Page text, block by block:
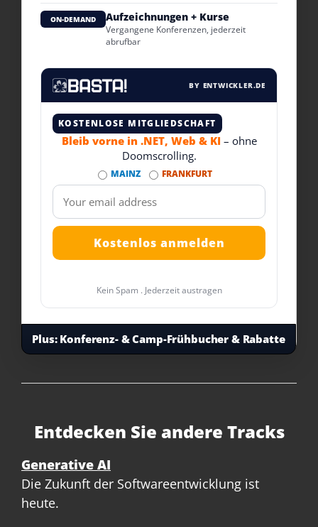
ON-DEMAND Aufzeichnungen + Kurse
Vergangene Konferenzen, jederzeit
abrufbar
BY ENTWICKLER.DE
KOSTENLOSE MITGLIEDSCHAFT
Bleib vorne in .NET, Web & KI – ohne
Doomscrolling.
MAINZ FRANKFURT
Kein Spam . Jederzeit austragen
Plus:Konferenz- & Camp-Frühbucher & Rabatte
Entdecken Sie andere Tracks
Generative AI
Die Zukunft der Softwareentwicklung ist
heute.